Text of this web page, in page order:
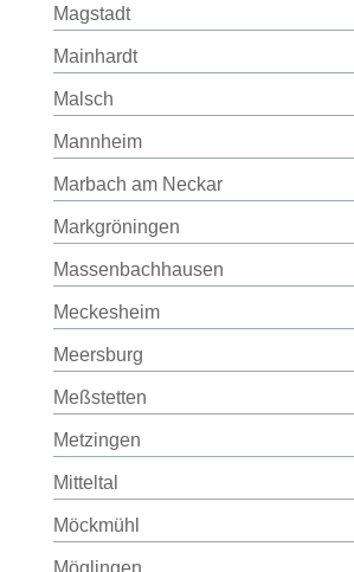
Magstadt
Mainhardt
Malsch
Mannheim
Marbach am Neckar
Markgröningen
Massenbachhausen
Meckesheim
Meersburg
Meßstetten
Metzingen
Mitteltal
Möckmühl
Möglingen